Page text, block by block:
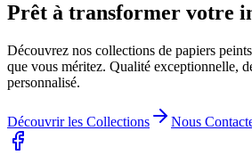
Prêt à transformer votre
Découvrez nos collections de papiers
que vous méritez. Qualité exceptionnelle,
personnalisé.
Découvrir les Collections Nous